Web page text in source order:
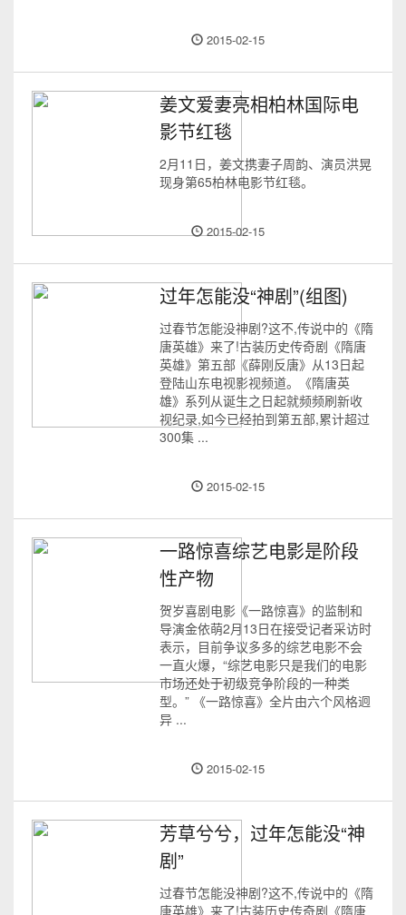
2015-02-15
姜文爱妻亮相柏林国际电
影节红毯
2月11日，姜文携妻子周韵、演员洪晃
现身第65柏林电影节红毯。
2015-02-15
过年怎能没“神剧”(组图)
过春节怎能没神剧?这不,传说中的《隋
唐英雄》来了!古装历史传奇剧《隋唐
英雄》第五部《薛刚反唐》从13日起
登陆山东电视影视频道。《隋唐英
雄》系列从诞生之日起就频频刷新收
视纪录,如今已经拍到第五部,累计超过
300集 ...
2015-02-15
一路惊喜综艺电影是阶段
性产物
贺岁喜剧电影《一路惊喜》的监制和
导演金依萌2月13日在接受记者采访时
表示，目前争议多多的综艺电影不会
一直火爆，“综艺电影只是我们的电影
市场还处于初级竞争阶段的一种类
型。” 《一路惊喜》全片由六个风格迥
异 ...
2015-02-15
芳草兮兮，过年怎能没“神
剧”
过春节怎能没神剧?这不,传说中的《隋
唐英雄》来了!古装历史传奇剧《隋唐